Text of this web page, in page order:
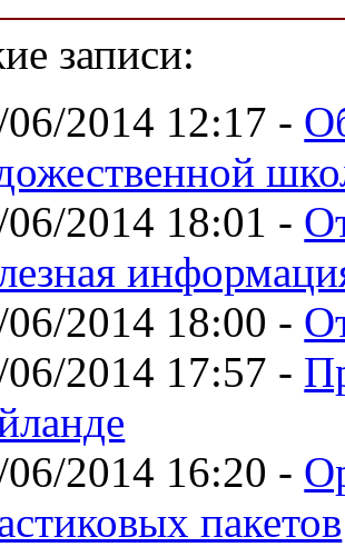
записи:
2014 12:17 -
2014 18:01 -
2014 18:00 -
2014 17:57 -
2014 16:20 -
пакетов